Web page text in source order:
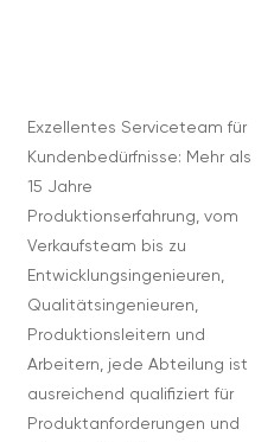
Exzellentes Serviceteam für
Kundenbedürfnisse: Mehr als
15 Jahre
Produktionserfahrung, vom
Verkaufsteam bis zu
Entwicklungsingenieuren,
Qualitätsingenieuren,
Produktionsleitern und
Arbeitern, jede Abteilung ist
ausreichend qualifiziert für
Produktanforderungen und